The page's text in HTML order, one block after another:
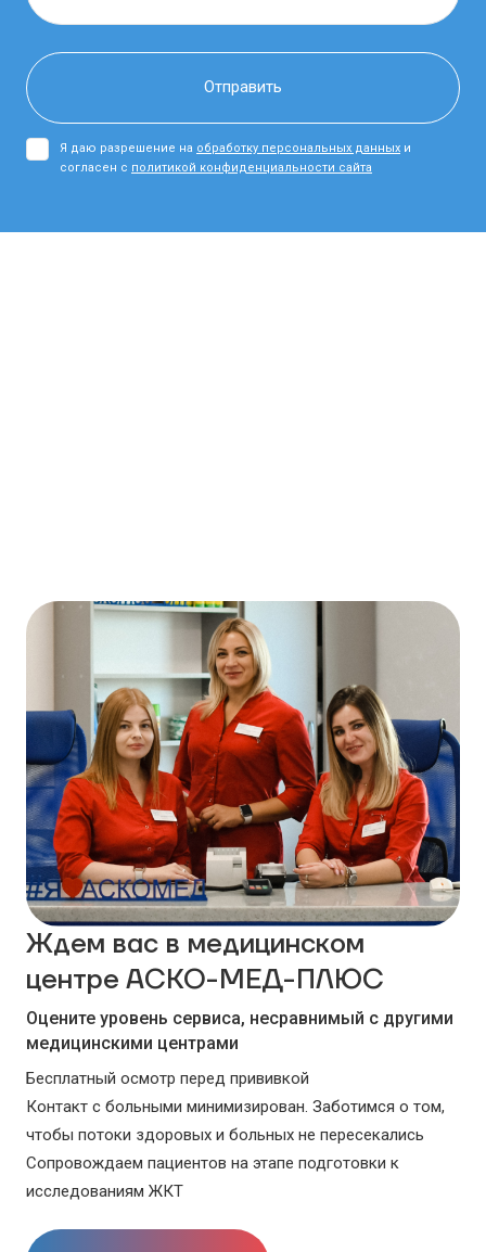
Я даю разрешение на обработку персональных данных и
согласен с политикой конфиденциальности сайта
Ждем вас в медицинском
центре АСКО-МЕД-ПЛЮС
Оцените уровень сервиса, несравнимый с другими
медицинскими центрами
Бесплатный осмотр перед прививкой
Контакт с больными минимизирован. Заботимся о том,
чтобы потоки здоровых и больных не пересекались
Сопровождаем пациентов на этапе подготовки к
исследованиям ЖКТ